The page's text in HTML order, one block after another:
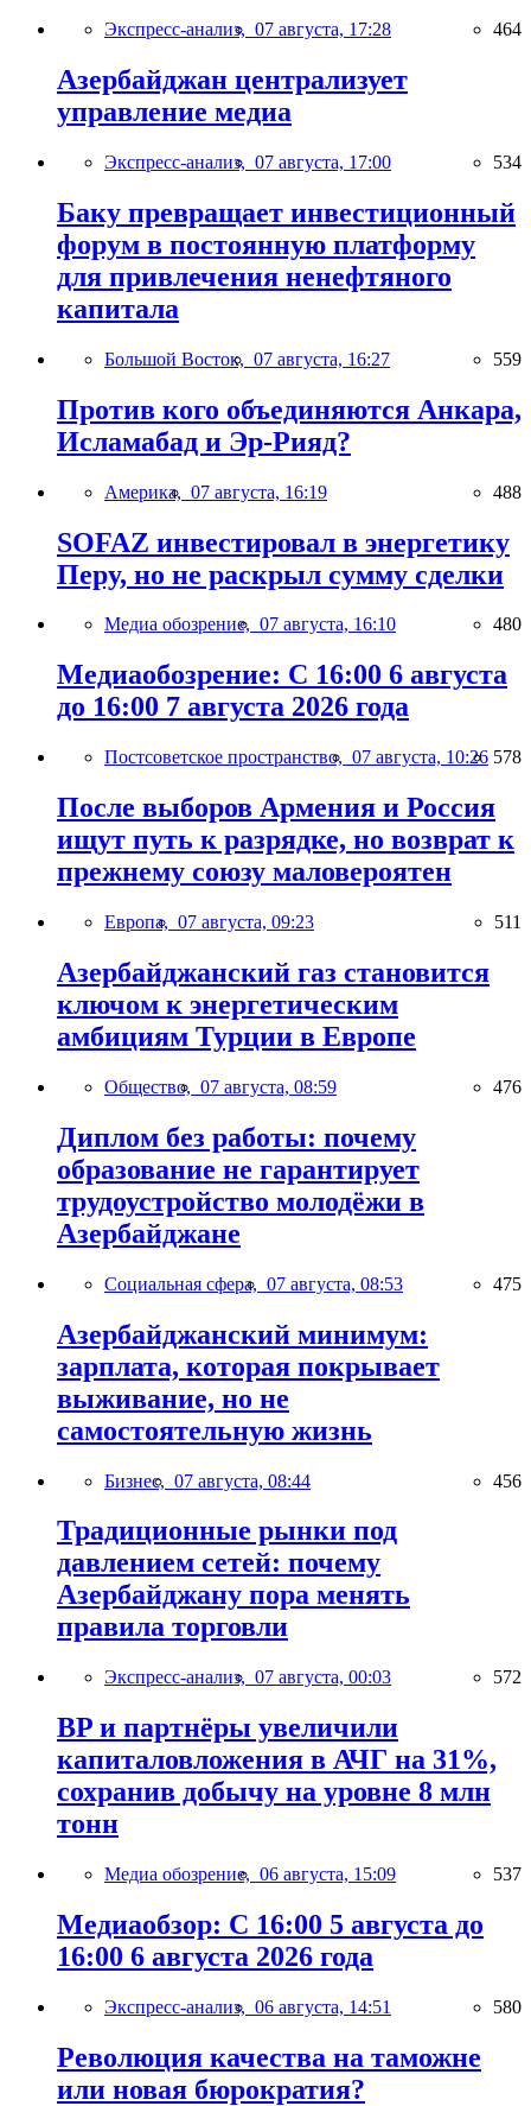
Экспресс-анализ, 07 августа, 17:28 464
Азербайджан централизует
управление медиа
Экспресс-анализ, 07 августа, 17:00 534
Баку превращает инвестиционный
форум в постоянную платформу
для привлечения ненефтяного
капитала
Большой Восток, 07 августа, 16:27 559
Против кого объединяются Анкара,
Исламабад и Эр-Рияд?
Америка, 07 августа, 16:19 488
SOFAZ инвестировал в энергетику
Перу, но не раскрыл сумму сделки
Медиа обозрение, 07 августа, 16:10 480
Медиаобозрение: С 16:00 6 августа
до 16:00 7 августа 2026 года
Постсоветское пространство, 07 августа, 10:26 578
После выборов Армения и Россия
ищут путь к разрядке, но возврат к
прежнему союзу маловероятен
Европа, 07 августа, 09:23 511
Азербайджанский газ становится
ключом к энергетическим
амбициям Турции в Европе
Общество, 07 августа, 08:59 476
Диплом без работы: почему
образование не гарантирует
трудоустройство молодёжи в
Азербайджане
Социальная сфера, 07 августа, 08:53 475
Азербайджанский минимум:
зарплата, которая покрывает
выживание, но не
самостоятельную жизнь
Бизнес, 07 августа, 08:44 456
Традиционные рынки под
давлением сетей: почему
Азербайджану пора менять
правила торговли
Экспресс-анализ, 07 августа, 00:03 572
BP и партнёры увеличили
капиталовложения в АЧГ на 31%,
сохранив добычу на уровне 8 млн
тонн
Медиа обозрение, 06 августа, 15:09 537
Медиаобзор: С 16:00 5 августа до
16:00 6 августа 2026 года
Экспресс-анализ, 06 августа, 14:51 580
Революция качества на таможне
или новая бюрократия?